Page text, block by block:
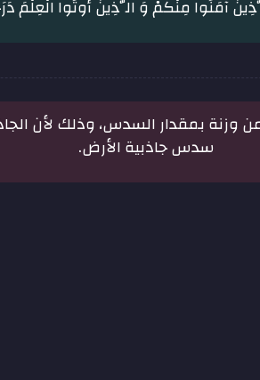
آمَنُوا مِنْكُمْ وَ الَّذِينَ أُوتُوا الْعِلْمَ
وزنة بمقدار السدس، وذلك لأن
سدس جاذبية الأرض.